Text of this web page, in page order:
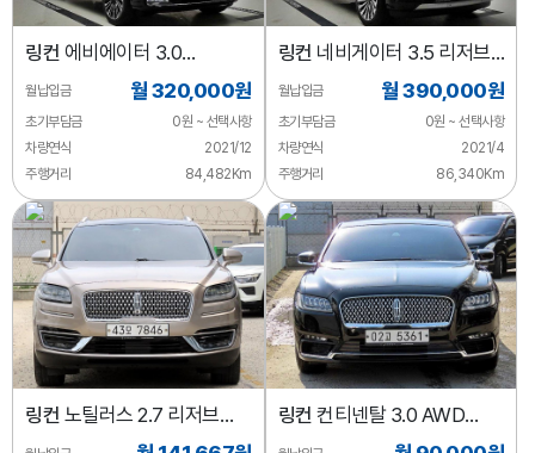
링컨 에비에이터 3.0
블랙라벨 AWD
월납입금 월 320,000원
초기부담금
0원 ~ 선택사항
차량연식
2021/12
주행거리
84,482Km
링컨 네비게이터 3.5 리저브
L
월납입금 월 390,000원
초기부담금
0원 ~ 선택사항
차량연식
2021/4
주행거리
86,340Km
링컨 노틸러스 2.7 리저브
AWD
링컨 컨티넨탈 3.0 AWD
프레지덴셜